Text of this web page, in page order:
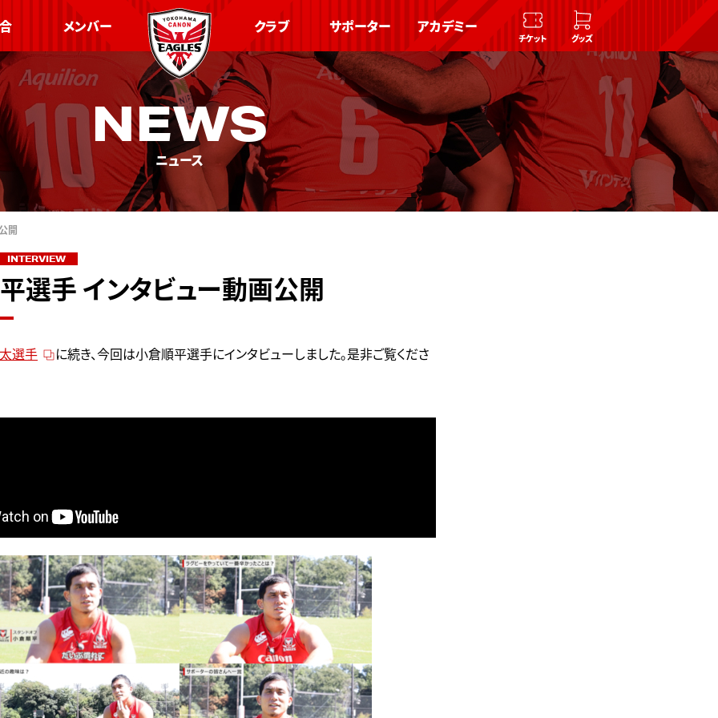
メンバー クラブ サポーター アカデミー
チケット グッズ
NEWS
ニュース
開
INTERVIEW
選手 インタビュー動画公開
選手 に続き、今回は小倉順平選手にインタビューしました。是非ご覧くださ